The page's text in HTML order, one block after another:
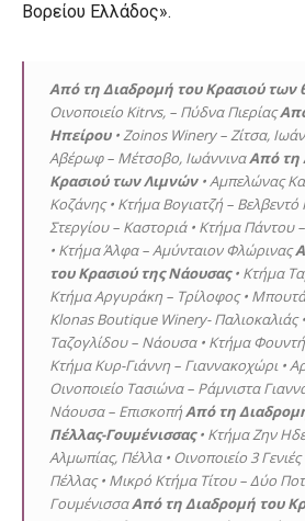
Βορείου Ελλάδος».
Από τη Διαδρομή του Κρασιού
Οινοποιείο Kitrvs, – Πύδνα Πιερίας
Ηπείρου• Zoinos Winery – Ζίτσα,
Αβέρωφ – Μέτσοβο, ΙωάννιναΑπό τη
Κρασιού των Λιμνών• Αμπελώνας
Κοζάνης • Κτήμα Βογιατζή –
Στεργίου – Καστοριά • Κτήμα
• Κτήμα Άλφα – Αμύνταιον Φλώρινας
του Κρασιού της Νάουσας• Κτήμα
Κτήμα Αργυράκη – Τρίλοφος •
Klonas Boutique Winery- Παλιοκαλιάς
Ταζογλίδου – Νάουσα • Κτήμα
Κτήμα Κυρ-Γιάννη – Γιαννακοχώρι •
Οινοποιείο Τασιώνα – Ράμνιστα
Νάουσα – ΕπισκοπήΑπό τη
Πέλλας-Γουμένισσας• Κτήμα Ζην
Αλμωπίας, Πέλλα • Οινοποιείο 3
Πέλλας • Μικρό Κτήμα Τίτου – Δύο
ΓουμένισσαΑπό τη Διαδρομή του